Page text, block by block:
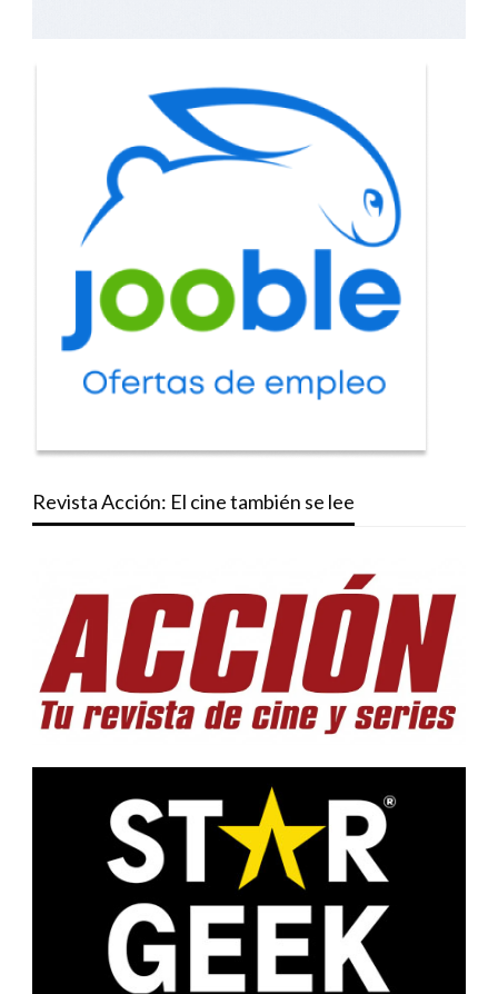
Revista Acción: El cine también se lee